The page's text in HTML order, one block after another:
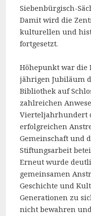
Siebenbürgisch-
Damit wird die
kulturellen und
fortgesetzt.
Höhepunkt war die
jährigen Jubiläum
Bibliothek auf
zahlreichen
Vierteljahrhundert
erfolgreichen
Gemeinschaft und
Stiftungsarbeit
Erneut wurde
gemeinsamen
Geschichte und
Generationen zu
nicht bewahren